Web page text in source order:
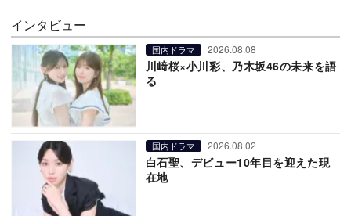
インタビュー
国内ドラマ 2026.08.08
川﨑桜×小川彩、乃木坂46の未来を語
る
国内ドラマ 2026.08.02
白石聖、デビュー10年目を迎えた現
在地